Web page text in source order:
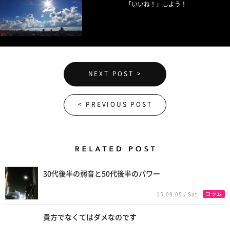
「いいね！」しよう！
NEXT POST >
< PREVIOUS POST
30代後半の弱音と50代後半のパワー
15.09.05 / Sat コラム
貴方でなくてはダメなのです